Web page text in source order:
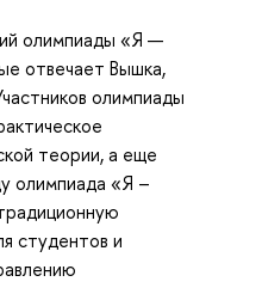
олимпиады «Я —
отвечает Вышка,
олимпиады
теории, а еще
олимпиада «Я –
студентов и